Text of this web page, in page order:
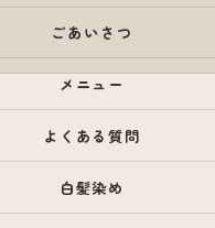
ごあいさつ
メニュー
よくある質問
白髪染め